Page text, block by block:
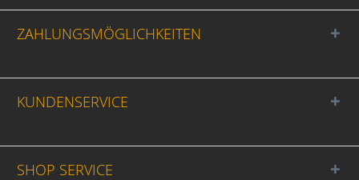
ZAHLUNGSMÖGLICHKEITEN
KUNDENSERVICE
SHOP SERVICE